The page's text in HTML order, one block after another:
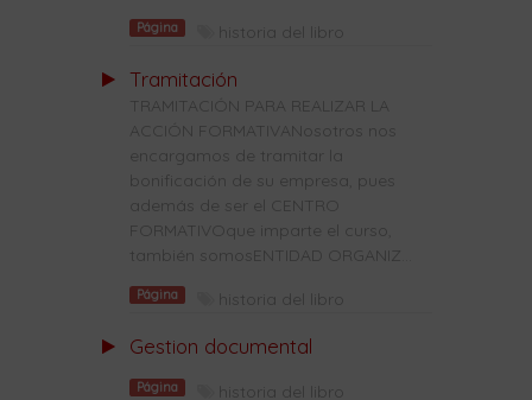
Página historia del libro
Tramitación
TRAMITACIÓN PARA REALIZAR LA
ACCIÓN FORMATIVANosotros nos
encargamos de tramitar la
bonificación de su empresa, pues
además de ser el CENTRO
FORMATIVOque imparte el curso,
también somosENTIDAD ORGANIZ...
Página historia del libro
Gestion documental
Página historia del libro